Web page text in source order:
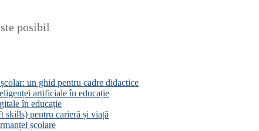
posibil
un ghid pentru cadre didactice
artificiale în educație
în educație
skills) pentru carieră și viață
școlare